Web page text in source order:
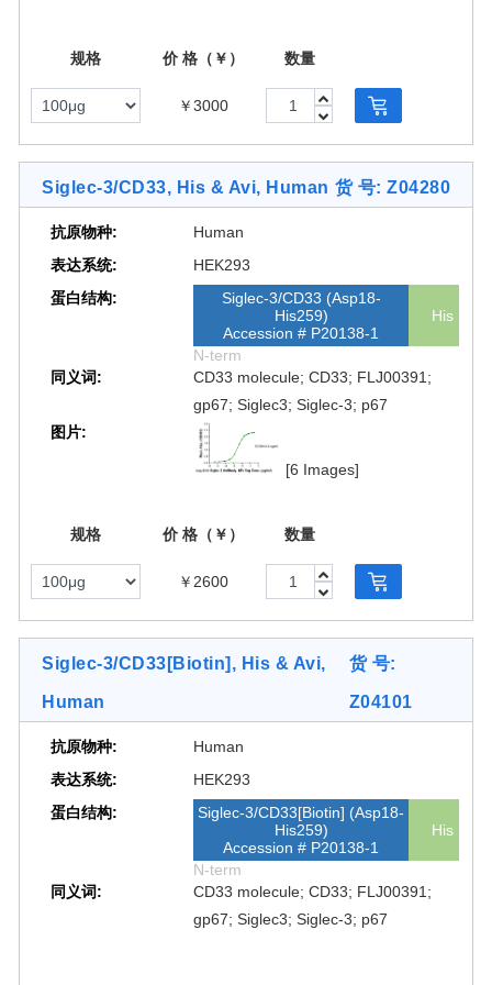
规格 价 格（￥） 数量
￥3000
Siglec-3/CD33, His & Avi, Human 货 号: Z04280
抗原物种:
Human
表达系统:
HEK293
蛋白结构:
Siglec-3/CD33 (Asp18-
His259)
Accession # P20138-1
His
N-term
同义词:
CD33 molecule; CD33; FLJ00391;
gp67; Siglec3; Siglec-3; p67
图片:
[6 Images]
规格 价 格（￥） 数量
￥2600
Siglec-3/CD33[Biotin], His & Avi,
Human
货 号:
Z04101
抗原物种:
Human
表达系统:
HEK293
蛋白结构:
Siglec-3/CD33[Biotin] (Asp18-
His259)
Accession # P20138-1
His
N-term
同义词:
CD33 molecule; CD33; FLJ00391;
gp67; Siglec3; Siglec-3; p67